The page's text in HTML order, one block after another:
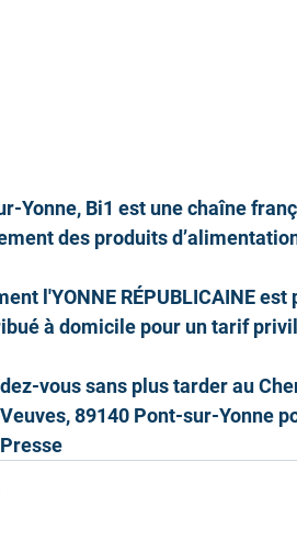
Yonne, Bi1 est une chaîne
des produits
l'YONNE RÉPUBLICAINE
à domicile pour un tarif
vous sans plus tarder au
89140 Pont-sur-Yonne